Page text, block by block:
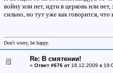
войну или нет, идти в церковь или
сильно, но тут уже как говорится,
Don't worry, be happy.
Re: В смятении!
« Ответ #676 от18.12.2009 в